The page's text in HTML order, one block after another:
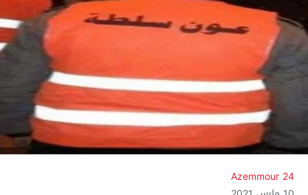
Azemmour 24